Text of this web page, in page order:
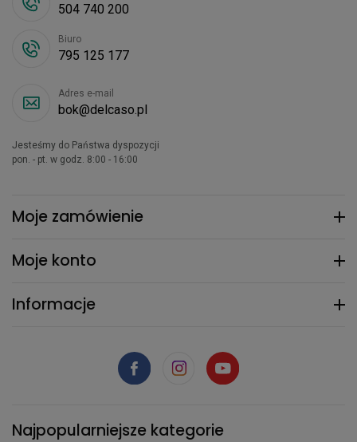
Moje zamówienie
Moje konto
Informacje
504 740 200
Biuro
795 125 177
Adres e-mail
bok@delcaso.pl
Jesteśmy do Państwa dyspozycji
pon. - pt. w godz. 8:00 - 16:00
Najpopularniejsze kategorie